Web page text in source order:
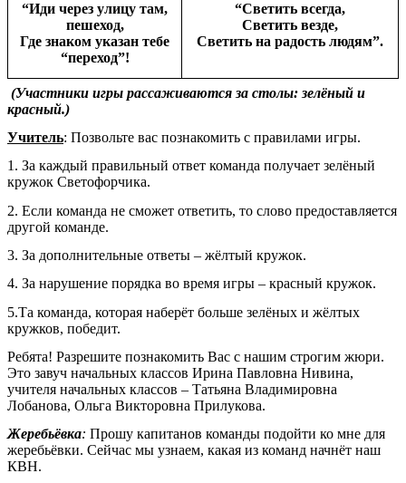
“Иди через улицу там,
пешеход,
Где знаком указан тебе
“переход”!
“Светить всегда,
Светить везде,
Светить на радость людям”.
(Участники игры рассаживаются за столы: зелёный и
красный.)
Учитель: Позвольте вас познакомить с правилами игры.
1. За каждый правильный ответ команда получает зелёный
кружок Светофорчика.
2. Если команда не сможет ответить, то слово предоставляется
другой команде.
3. За дополнительные ответы – жёлтый кружок.
4. За нарушение порядка во время игры – красный кружок.
5.Та команда, которая наберёт больше зелёных и жёлтых
кружков, победит.
Ребята! Разрешите познакомить Вас с нашим строгим жюри.
Это завуч начальных классов Ирина Павловна Нивина,
учителя начальных классов – Татьяна Владимировна
Лобанова, Ольга Викторовна Прилукова.
Жеребьёвка: Прошу капитанов команды подойти ко мне для
жеребьёвки. Сейчас мы узнаем, какая из команд начнёт наш
КВН.